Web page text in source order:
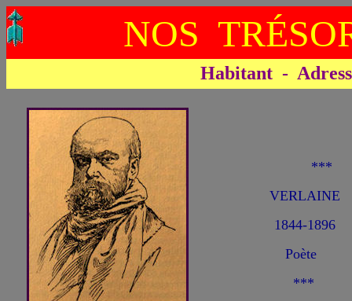
NOS
Habitant -
VERLAINE
1844-1896
Poète
***